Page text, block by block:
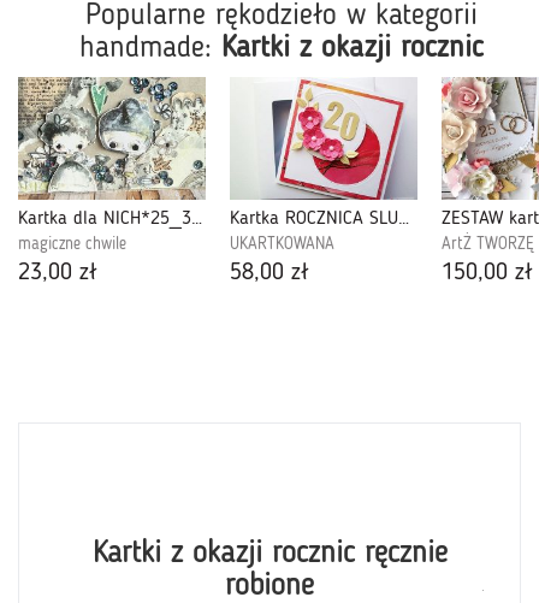
Popularne rękodzieło w kategorii
handmade: Kartki z okazji rocznic
Kartka dla NICH*25_338
magiczne chwile
23,00 zł
Kartka ROCZNICA ŚLUBU różowo-złocista
UKARTKOWANA
58,00 zł
ZESTAW
ArtŻ TWORZĘ
150,00 zł
Kartki z okazji rocznic ręcznie
robione